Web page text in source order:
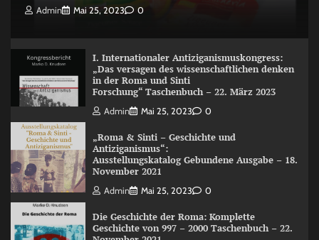
Admin Mai 25, 2023 0
I. Internationaler Antiziganismuskongress:
„Das versagen des wissenschaftlichen denken
in der Roma und Sinti
Forschung“ Taschenbuch – 22. März 2023
Admin Mai 25, 2023 0
„Roma & Sinti – Geschichte und
Antiziganismus“:
Ausstellungskatalog Gebundene Ausgabe – 18.
November 2021
Admin Mai 25, 2023 0
Die Geschichte der Roma: Komplette
Geschichte von 997 – 2000 Taschenbuch – 22.